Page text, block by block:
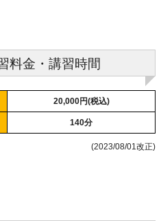
料金・講習時間
20,000円(税込)
140分
(2023/08/01改正)